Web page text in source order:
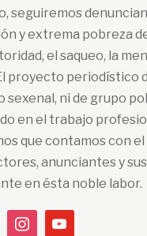
seguiremos
y extrema pobreza
el saqueo, la
proyecto periodístico
sexenal, ni de grupo
en el trabajo
que contamos con
anunciantes y
en ésta noble labor.